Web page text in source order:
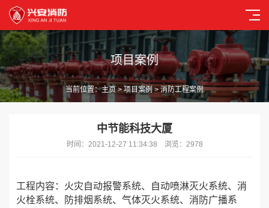
项目案例
当前位置：主页>项目案例> 消防工程案例
中节能科技大厦
时间：2021-12-27 11:34:38 浏览：2978
工程内容：火灾自动报警系统、自动喷淋灭火系统、消
火栓系统、防排烟系统、气体灭火系统、消防广播系